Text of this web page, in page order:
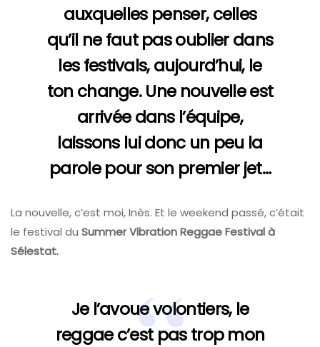
auxquelles penser, celles
qu’il ne faut pas oublier dans
les festivals, aujourd’hui, le
ton change. Une nouvelle est
arrivée dans l’équipe,
laissons lui donc un peu la
parole pour son premier jet…
La nouvelle, c’est moi, Inès. Et le weekend passé, c’était
le festival du Summer Vibration Reggae Festival à
Sélestat.
Je l’avoue volontiers, le
reggae c’est pas trop mon